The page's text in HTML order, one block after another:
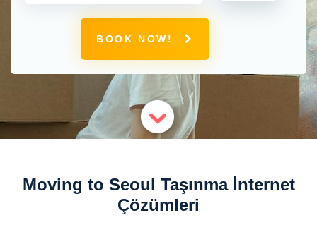
BOOK NOW!
Moving to Seoul Taşınma İnternet
Çözümleri